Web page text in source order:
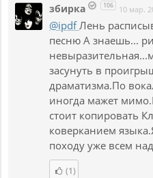
збирка 106 10 мар.
@ipdfЛень
песню А знаешь...
засунуть в
драматизма.По
иногда мажет
стоит копировать
коверканием
походу уже всем
(1)